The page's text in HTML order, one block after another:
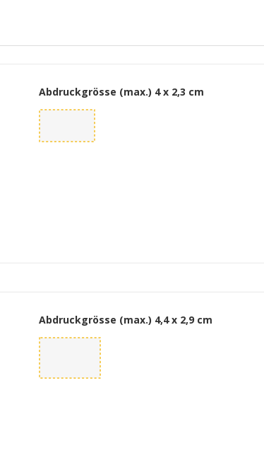
Abdruckgrösse (max.) 4 x 2,3 cm
Abdruckgrösse (max.) 4,4 x 2,9 cm